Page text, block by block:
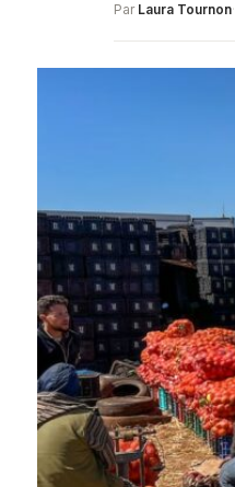
Par Laura Tournon·